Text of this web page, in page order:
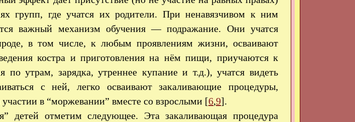
групп, где учатся их родители. При ненавязчивом к ним
важный механизм обучения — подражание. Они учатся
в том числе, к любым проявлениям жизни, осваивают
костра и приготовления на нём пищи, приучаются к
по утрам, зарядка, утреннее купание и т.д.), учатся видеть
с ней, легко осваивают закаливающие процедуры,
в “моржевании” вместе со взрослыми [6,9].
детей отметим следующее. Эта закаливающая процедура